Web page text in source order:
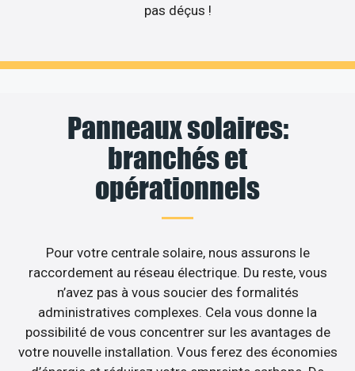
pas déçus !
Panneaux solaires:
branchés et
opérationnels
Pour votre centrale solaire, nous assurons le
raccordement au réseau électrique. Du reste, vous
n’avez pas à vous soucier des formalités
administratives complexes. Cela vous donne la
possibilité de vous concentrer sur les avantages de
votre nouvelle installation. Vous ferez des économies